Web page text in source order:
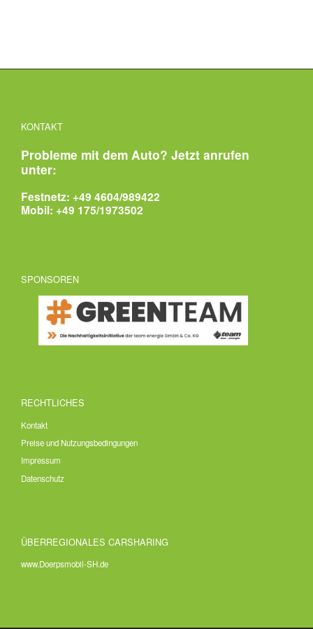
KONTAKT
Probleme mit dem Auto? Jetzt anrufen
unter:
Festnetz: +49 4604/989422
Mobil: +49 175/1973502
SPONSOREN
RECHTLICHES
Kontakt
Preise und Nutzungsbedingungen
Impressum
Datenschutz
ÜBERREGIONALES CARSHARING
www.Doerpsmobil-SH.de